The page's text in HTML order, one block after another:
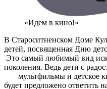
«Идем в кино!»
В Староситненском Доме
детей, посвященная Дню
Это самый любимый вид
поколения. Ведь дети с
мультфильмы и детское
будет предложено ответить